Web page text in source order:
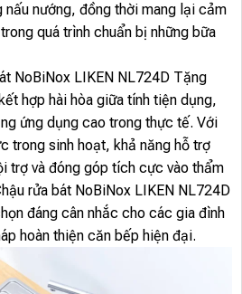
nấu nướng, đồng thời mang lại cảm
quá trình chuẩn bị những bữa
NoBiNox LIKEN NL724D Tặng
hợp hài hòa giữa tính tiện dụng,
ứng dụng cao trong thực tế. Với
trong sinh hoạt, khả năng hỗ trợ
trợ và đóng góp tích cực vào thẩm
rửa bát NoBiNox LIKEN NL724D
đáng cân nhắc cho các gia đình
hoàn thiện căn bếp hiện đại.